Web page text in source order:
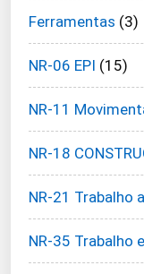
Ferramentas (3)
NR-06 EPI (15)
NR-11
NR-18
NR-21 Trabalho
NR-35 Trabalho